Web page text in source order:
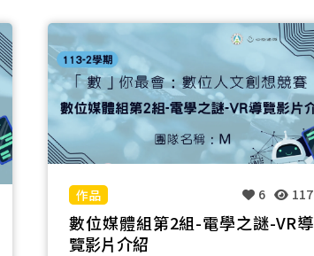
6 117
數位媒體組第2組-電學之謎-VR導
覽影片介紹